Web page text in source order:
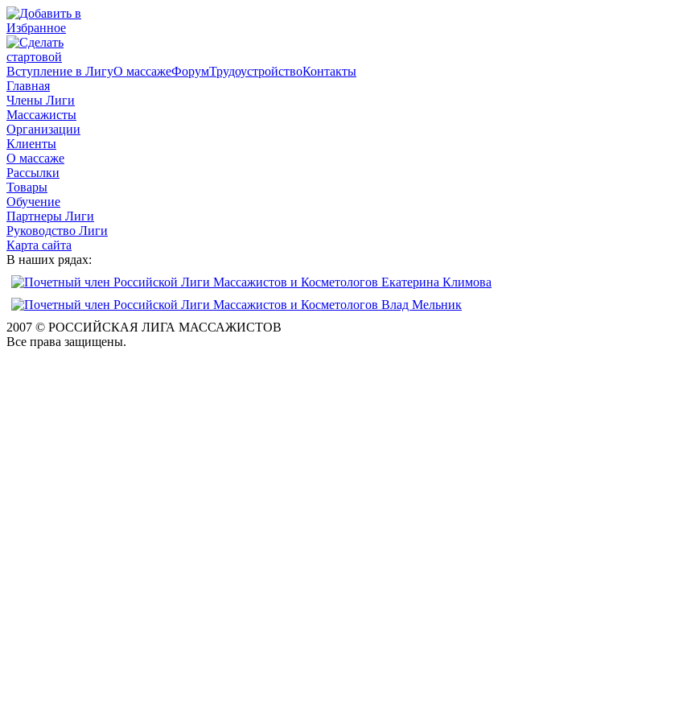
Вступление в ЛигуО массажеФорумТрудоустройствоКонтакты
Главная
Члены Лиги
Массажисты
Организации
Клиенты
О массаже
Рассылки
Товары
Обучение
Партнеры Лиги
Руководство Лиги
Карта сайта
В наших рядах:
2007 © РОССИЙСКАЯ ЛИГА МАССАЖИСТОВ
Все права защищены.